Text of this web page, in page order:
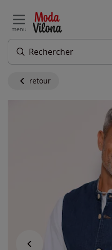
menu
retour